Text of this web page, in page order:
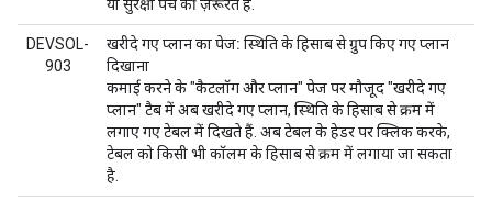
या सुरक्षा पैच की ज़रूरत है.
DEVSOL-
903
खरीदे गए प्लान का पेज: स्थिति के हिसाब से ग्रुप किए गए प्लान
दिखाना
कमाई करने के "कैटलॉग और प्लान" पेज पर मौजूद "खरीदे गए
प्लान" टैब में अब खरीदे गए प्लान, स्थिति के हिसाब से क्रम में
लगाए गए टेबल में दिखते हैं. अब टेबल के हेडर पर क्लिक करके,
टेबल को किसी भी कॉलम के हिसाब से क्रम में लगाया जा सकता
है.